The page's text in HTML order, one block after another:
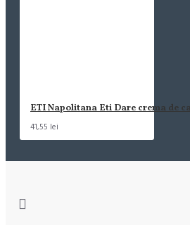
ETI Napolitana Eti Dare crema de
41,55 lei